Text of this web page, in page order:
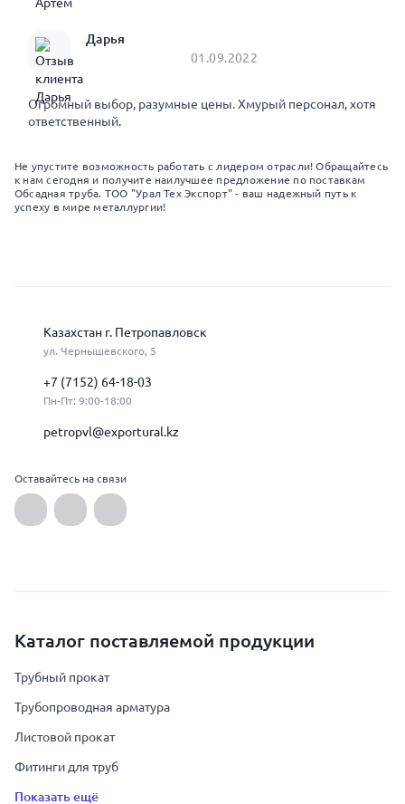
Дарья
01.09.2022
Огромный выбор, разумные цены. Хмурый персонал, хотя
ответственный.
Не упустите возможность работать с лидером отрасли! Обращайтесь
к нам сегодня и получите наилучшее предложение по поставкам
Обсадная труба. ТОО "Урал Тех Экспорт" - ваш надежный путь к
успеху в мире металлургии!
Казахстан г. Петропавловск
ул. Чернышевского, 5
+7 (7152) 64-18-03
Пн-Пт: 9:00-18:00
petropvl@exportural.kz
Оставайтесь на связи
Каталог поставляемой продукции
Трубный прокат
Трубопроводная арматура
Листовой прокат
Фитинги для труб
Показать ещё